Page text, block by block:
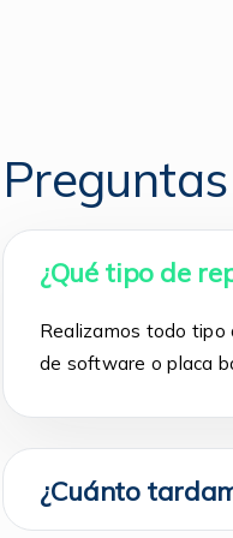
¿Qué tipo de
Realizamos todo tipo
de software o placa
¿Cuánto